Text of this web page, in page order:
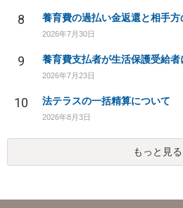
8 養育費の過払い金返還と相手
2026年7月30日
9 養育費支払者が生活保護受給
2026年7月23日
10 法テラスの一括精算について
2026年8月3日
もっと見る